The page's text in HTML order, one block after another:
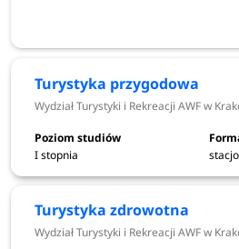
podjęciem nauki na AWF mogą
studiów stacjonarnych oraz 1
niestacjonarnych.
Sprawdź Akademia Wychowania
Krakowie kierunki 2026/2027
Turystyka przygodowa
Wydział Turystyki i Rekreacji AWF w
I stopnia
Turystyka zdrowotna
Wydział Turystyki i Rekreacji AWF w